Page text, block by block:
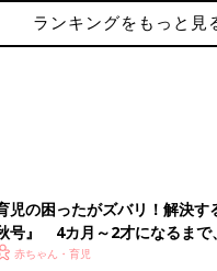
動き出すことありませんか？
せん。
しながら、ワンオペの夜を過
で公開中。
憧れているが、部屋はめち
ランキングをもっと見
児の困ったがズバリ！解決す
号』 4カ月～2才になるまで
っぱい！
赤ちゃん・育児